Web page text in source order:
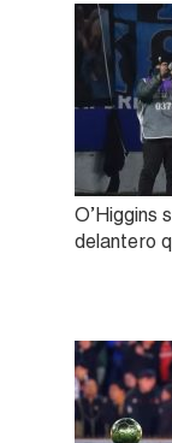
O’Higgins
delantero